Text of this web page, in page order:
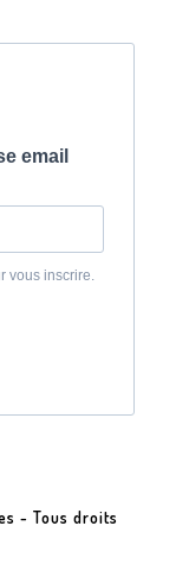
- Tous droits